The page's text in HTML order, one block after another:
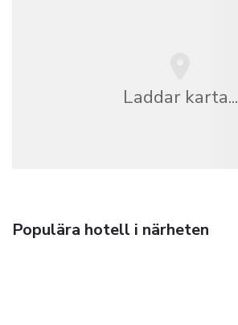
Laddar karta...
Populära hotell i närheten